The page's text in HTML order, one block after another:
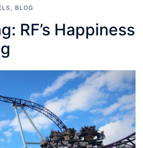
, BLOG
RF’s Happiness